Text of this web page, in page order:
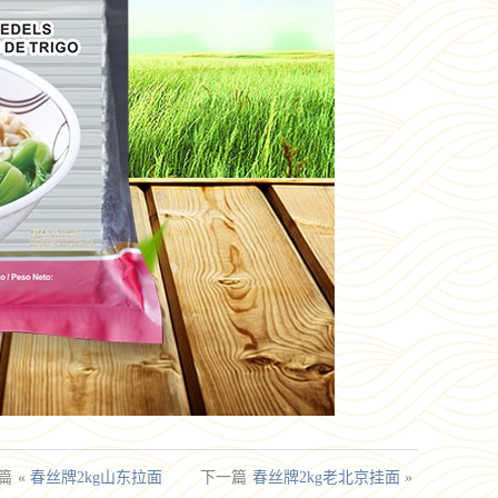
« 春丝牌2kg山东拉面 下一篇 春丝牌2kg老北京挂面 »